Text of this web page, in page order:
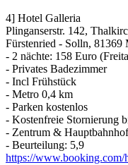
4] Hotel Galleria
Plinganserstr. 142,
Fürstenried - Solln, 81369
- 2 nächte: 158 Euro
- Privates Badezimmer
- Incl Frühstück
- Metro 0,4 km
- Parken kostenlos
- Kostenfreie Stornierung
- Zentrum &
- Beurteilung: 5,9
https://www.booking.com/